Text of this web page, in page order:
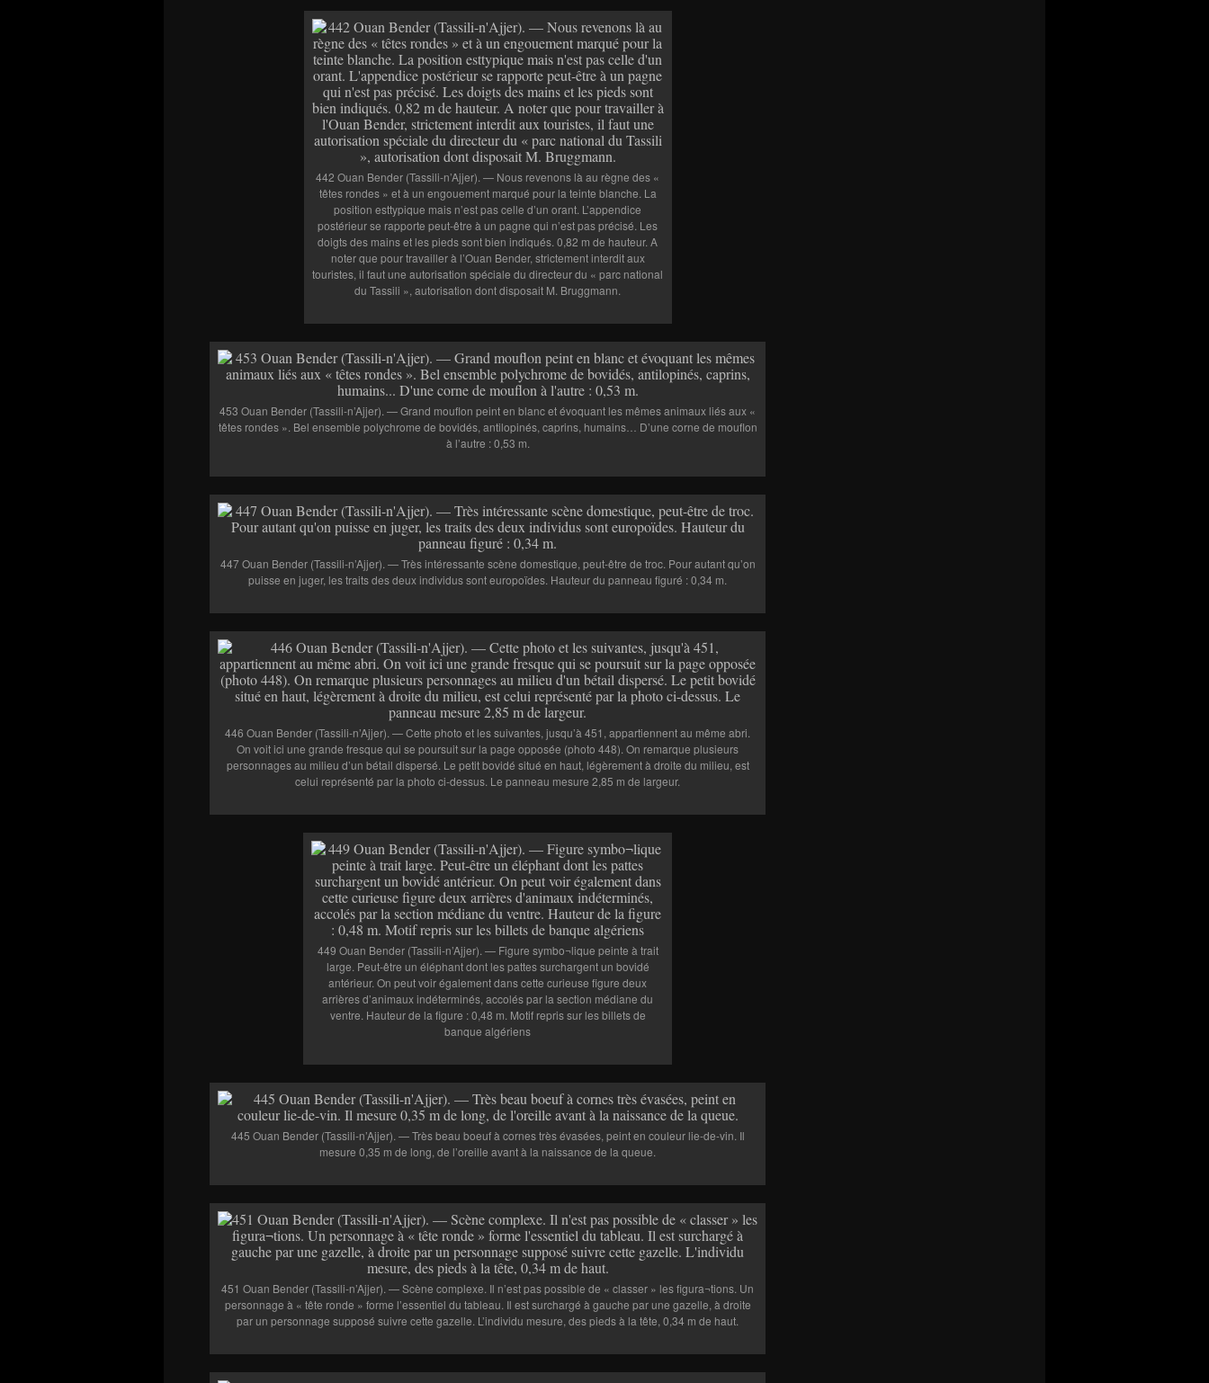
442 Ouan Bender (Tassili-n’Ajjer). — Nous revenons là au règne des «
têtes rondes » et à un engouement marqué pour la teinte blanche. La
position esttypique mais n’est pas celle d’un orant. L’appendice
postérieur se rapporte peut-être à un pagne qui n’est pas précisé. Les
doigts des mains et les pieds sont bien indiqués. 0,82 m de hauteur. A
noter que pour travailler à l’Ouan Bender, strictement interdit aux
touristes, il faut une autorisation spéciale du directeur du « parc national
du Tassili », autorisation dont disposait M. Bruggmann.
453 Ouan Bender (Tassili-n’Ajjer). — Grand mouflon peint en blanc et évoquant les mêmes animaux liés aux «
têtes rondes ». Bel ensemble polychrome de bovidés, antilopinés, caprins, humains… D’une corne de mouflon
à l’autre : 0,53 m.
447 Ouan Bender (Tassili-n’Ajjer). — Très intéressante scène domestique, peut-être de troc. Pour autant qu’on
puisse en juger, les traits des deux individus sont europoïdes. Hauteur du panneau figuré : 0,34 m.
446 Ouan Bender (Tassili-n’Ajjer). — Cette photo et les suivantes, jusqu’à 451, appartiennent au même abri.
On voit ici une grande fresque qui se poursuit sur la page opposée (photo 448). On remarque plusieurs
personnages au milieu d’un bétail dispersé. Le petit bovidé situé en haut, légèrement à droite du milieu, est
celui représenté par la photo ci-dessus. Le panneau mesure 2,85 m de largeur.
449 Ouan Bender (Tassili-n’Ajjer). — Figure symbo¬lique peinte à trait
large. Peut-être un éléphant dont les pattes surchargent un bovidé
antérieur. On peut voir également dans cette curieuse figure deux
arrières d’animaux indéterminés, accolés par la section médiane du
ventre. Hauteur de la figure : 0,48 m. Motif repris sur les billets de
banque algériens
445 Ouan Bender (Tassili-n’Ajjer). — Très beau boeuf à cornes très évasées, peint en couleur lie-de-vin. Il
mesure 0,35 m de long, de l’oreille avant à la naissance de la queue.
451 Ouan Bender (Tassili-n’Ajjer). — Scène complexe. Il n’est pas possible de « classer » les figura¬tions. Un
personnage à « tête ronde » forme l’essentiel du tableau. Il est surchargé à gauche par une gazelle, à droite
par un personnage supposé suivre cette gazelle. L’individu mesure, des pieds à la tête, 0,34 m de haut.